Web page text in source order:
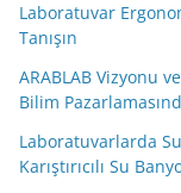
Laboratuvar
Tanışın
ARABLAB Vizyonu
Bilim
Laboratuvarlarda
Karıştırıcılı Su